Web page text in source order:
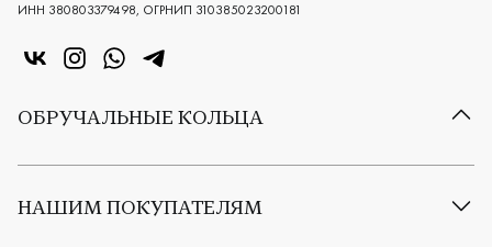
ИНН 380803379498, ОГРНИП 310385023200181
«Центр колец» в VK
«Центр колец» в Instagram
«Центр колец» в Whatsapp
«Центр колец» в Telegram
ОБРУЧАЛЬНЫЕ КОЛЬЦА
Все обручальные кольца
Европейские обручальные кольца
НАШИМ ПОКУПАТЕЛЯМ